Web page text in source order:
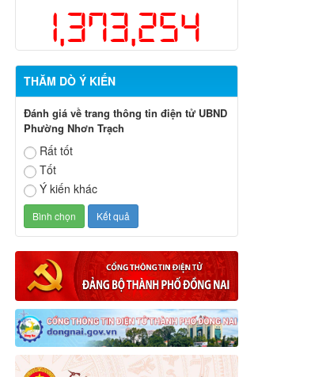
1,373,254
THĂM DÒ Ý KIẾN
Đánh giá về trang thông tin điện tử UBND
Phường Nhơn Trạch
Rất tốt
Tốt
Ý kiến khác